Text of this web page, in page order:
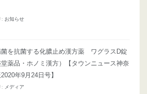
: お知らせ
菌を抗菌する化膿止め漢方薬 ワグラスD錠
堂薬品・ホノミ漢方）【タウンニュース神奈
年9月24日号】
: メディア